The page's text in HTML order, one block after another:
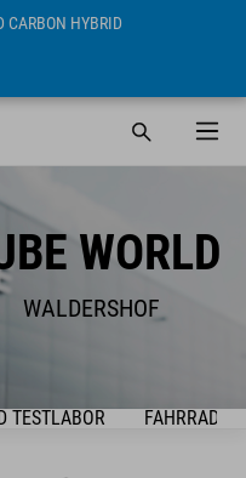
CARBON HYBRID
WORLD
WALDERSHOF
TESTLABOR FAHRRAD-